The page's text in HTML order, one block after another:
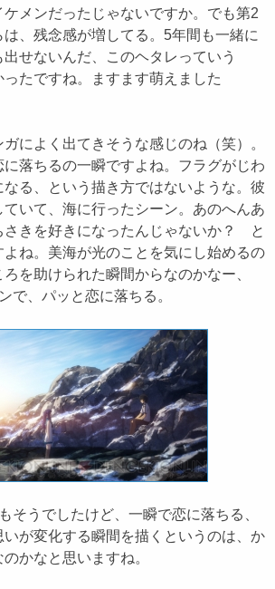
メンだったじゃないですか。でも第2
、残念感が増してる。5年間も一緒に
せないんだ、このヘタレっていう
ったですね。ますます萌えました
によく出てきそうな感じのね（笑）。
に落ちるの一瞬ですよね。フラグがじわ
なる、という描き方ではないような。彼
いて、海に行ったシーン。あのへんあ
さきを好きになったんじゃないか？ と
ね。美海が光のことを気にし始めるの
を助けられた瞬間からなのかなー、
で、パッと恋に落ちる。
そうでしたけど、一瞬で恋に落ちる、
が変化する瞬間を描くというのは、か
かなと思いますね。